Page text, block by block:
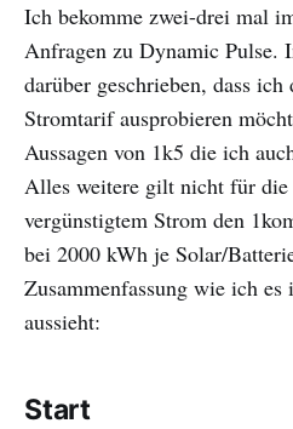
Ich bekomme zwei-drei mal
Anfragen zu Dynamic Pulse.
darüber geschrieben, dass ich
Stromtarif ausprobieren
Aussagen von 1k5 die ich
Alles weitere gilt nicht für die
vergünstigtem Strom den
bei 2000 kWh je Solar/
Zusammenfassung wie ich
aussieht:
Start